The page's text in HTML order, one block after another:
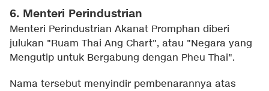
6. Menteri Perindustrian
Menteri Perindustrian Akanat Promphan diberi
julukan "Ruam Thai Ang Chart", atau "Negara yang
Mengutip untuk Bergabung dengan Pheu Thai".
Nama tersebut menyindir pembenarannya atas